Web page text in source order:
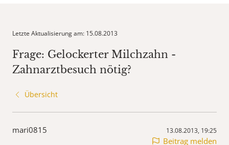
Letzte Aktualisierung am: 15.08.2013
Frage: Gelockerter Milchzahn -
Zahnarztbesuch nötig?
Übersicht
mari0815 13.08.2013, 19:25
Beitrag melden